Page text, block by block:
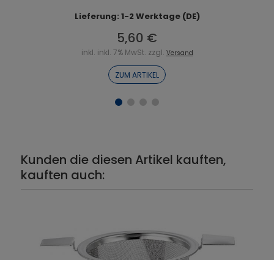
Lieferung: 1-2 Werktage (DE)
5,60 €
inkl. inkl. 7% MwSt. zzgl. Versand
ZUM ARTIKEL
Kunden die diesen Artikel kauften,
kauften auch: